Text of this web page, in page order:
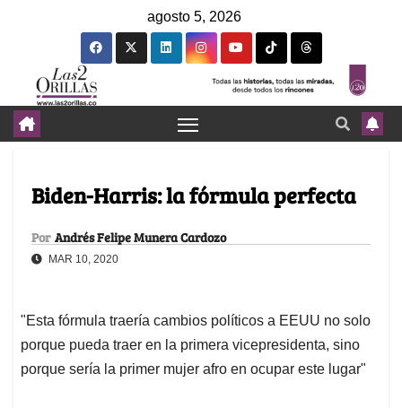
agosto 5, 2026
Biden-Harris: la fórmula perfecta
Por Andrés Felipe Munera Cardozo
MAR 10, 2020
"Esta fórmula traería cambios políticos a EEUU no solo
porque pueda traer en la primera vicepresidenta, sino
porque sería la primer mujer afro en ocupar este lugar"